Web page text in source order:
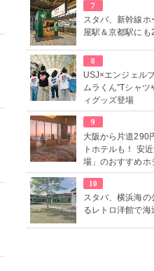
7
スタバ、新幹線
屋駅＆京都駅に
8
USJ×エンジェル
ムラくん”Tシャ
ィグッズ登場
9
大阪から片道290
トホテルも！ 安
場」のおすすめホ
10
スタバ、横浜海の
るレトロ洋館で海